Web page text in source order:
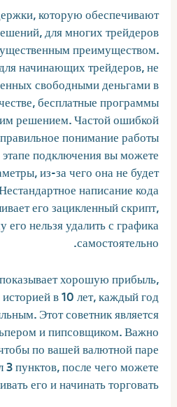
которую обеспечивают
для многих трейдеров
преимуществом.
начинающих трейдеров, не
свободными деньгами в
бесплатные программы
решением. Частой ошибкой
понимание работы
подключения вы можете
из-за чего она не будет
написание кода
его зацикленный скрипт,
его нельзя удалить с графика
самостоятельно.
хорошую прибыль,
в 10 лет, каждый год
Этот советник является
и пипсовщиком. Важно
по вашей валютной паре
пунктов, после чего можете
его и начинать торговать.